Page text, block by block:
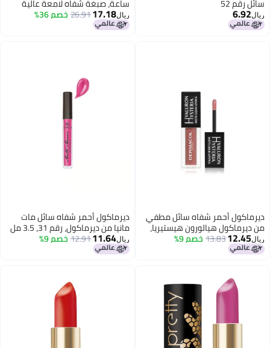
19
سائل رقم 52
ريال6.92
ساعة، صبغة شفاه لامعة عالية
الصبغة، ملمع شفاه مزدوج
المرحلة، منتجات مكياج شفاه
ريال17.18
26.91خصم 36%
ديرماكول أحمر شفاه سائل مطفي
من ديرماكول هيالورون هيستيريا،
رقم 5، 4.5 مل
ريال12.45
13.83خصم 9%
ديرماكول أحمر شفاه سائل مات
مانيا من ديرماكول، رقم 31، 3.5 مل
ريال11.64
12.91خصم 9%